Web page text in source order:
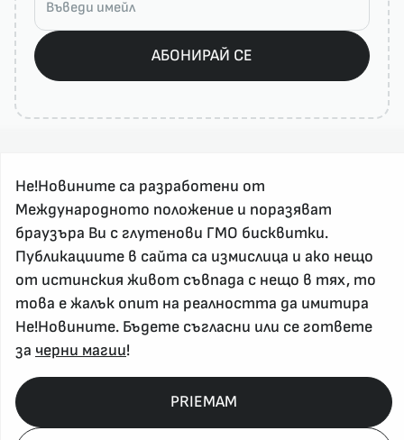
АБОНИРАЙ СЕ
За реклама и връзка с нас, пишете на
nenovinite@gmail.com
Контакт
За нас
Напиши Не!Новина
Абонирай се
Не!Новините са разработени от
Международното положение и поразяват
браузъра Ви с глутенови ГМО бисквитки.
Публикациите в сайта са измислица и ако нещо
от истинския живот съвпада с нещо в тях, то
това е жалък опит на реалността да имитира
Не!Новините. Бъдете съгласни или се гответе
за черни магии!
PRIEMAM